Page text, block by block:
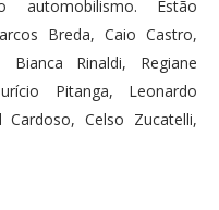
automobilismo. Estão
Breda, Caio Castro,
Rinaldi, Regiane
Pitanga, Leonardo
Celso Zucatelli,